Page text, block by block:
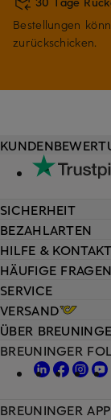
Bestellungen
zurückschicken.
HILFE & KONTAKT
HÄUFIGE FRAGEN
SERVICE
VERSAND
SICHERHEIT
BEZAHLARTEN
ÜBER
BREUNINGER
BREUNINGER APP